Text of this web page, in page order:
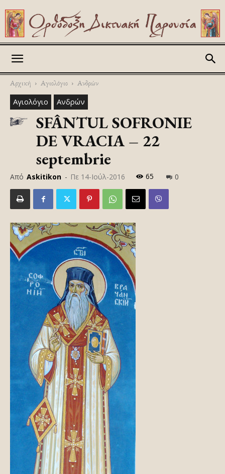
Αρχική Αγιολόγιο Ανδρών
Αγιολόγιο Ανδρών
SFÂNTUL SOFRONIE
DE VRACIA – 22
septembrie
Από Askitikon - Πε 14-Ιούλ-2016 65 0